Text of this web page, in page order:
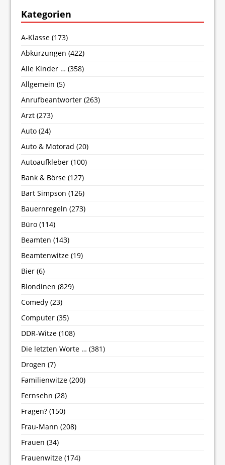
Kategorien
A-Klasse (173)
Abkürzungen (422)
Alle Kinder … (358)
Allgemein (5)
Anrufbeantworter (263)
Arzt (273)
Auto (24)
Auto & Motorad (20)
Autoaufkleber (100)
Bank & Börse (127)
Bart Simpson (126)
Bauernregeln (273)
Büro (114)
Beamten (143)
Beamtenwitze (19)
Bier (6)
Blondinen (829)
Comedy (23)
Computer (35)
DDR-Witze (108)
Die letzten Worte … (381)
Drogen (7)
Familienwitze (200)
Fernsehn (28)
Fragen? (150)
Frau-Mann (208)
Frauen (34)
Frauenwitze (174)